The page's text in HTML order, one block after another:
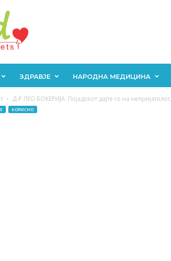
ЗДРАВЈЕ НАРОДНА МЕДИЦИНА
Д-Р ЛЕО БОКЕРИЈА: Појадокот дајте го на
КОРИСНО